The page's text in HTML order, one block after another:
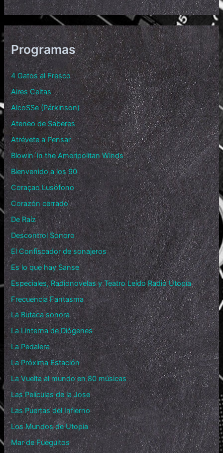
Programas
4 Gatos al Fresco
Aires Celtas
AlcoSSe (Párkinson)
Ateneo de Saberes
Atrévete a Pensar
Blowin´in the Ameripolitan Winds
Bienvenido a los 90
Coraçao Lusófono
Corazón cerrado
De Raíz
Descontrol Sonoro
El Confiscador de sonajeros
Es lo que hay Sanse
Especiales, Radionovelas y Teatro Leído Radio Utopía
Frecuencia Fantasma
La Butaca sonora
La Linterna de Diógenes
La Pedalera
La Próxima Estación
La Vuelta al mundo en 80 músicas
Las Películas de la Jose
Las Puertas del Infierno
Los Mundos de Utopía
Mar de Fueguitos